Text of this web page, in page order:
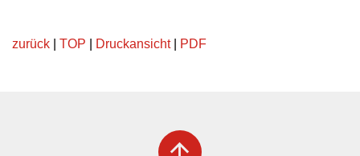
zurück TOP Druckansicht| PDF